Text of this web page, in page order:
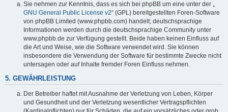
Sie nehmen zur Kenntnis, dass es sich bei phpBB um eine unter der „
GNU General Public License v2“ (GPL) bereitgestellten Foren-Software
von phpBB Limited (www.phpbb.com) handelt; deutschsprachige
Informationen werden durch die deutschsprachige Community unter
www.phpbb.de zur Verfügung gestellt. Beide haben keinen Einfluss auf
die Art und Weise, wie die Software verwendet wird. Sie können
insbesondere die Verwendung der Software für bestimmte Zwecke nicht
untersagen oder auf Inhalte fremder Foren Einfluss nehmen.
5. GEWÄHRLEISTUNG
Der Betreiber haftet mit Ausnahme der Verletzung von Leben, Körper
und Gesundheit und der Verletzung wesentlicher Vertragspflichten